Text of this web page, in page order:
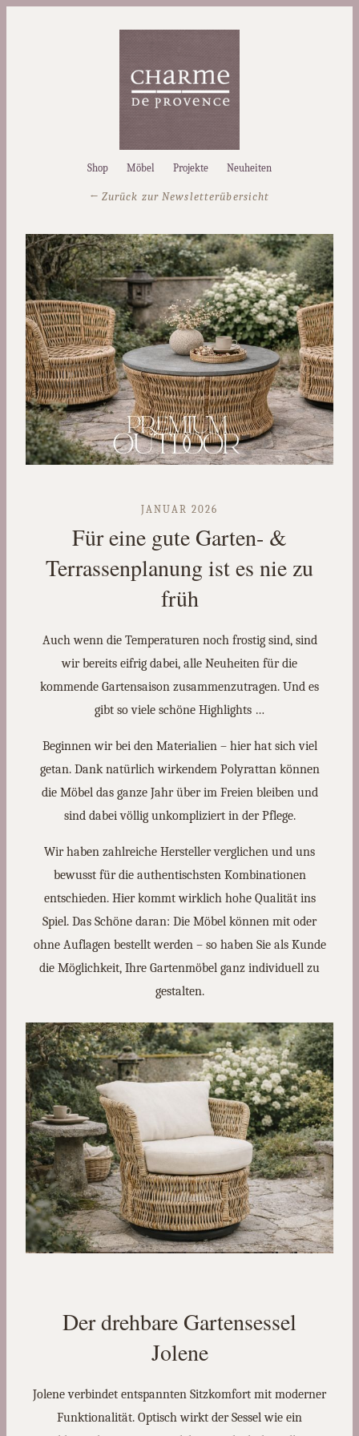
Shop Möbel Projekte Neuheiten
← Zurück zur Newsletterübersicht
JANUAR 2026
Für eine gute Garten- &
Terrassenplanung ist es nie zu
früh
Auch wenn die Temperaturen noch frostig sind, sind
wir bereits eifrig dabei, alle Neuheiten für die
kommende Gartensaison zusammenzutragen. Und es
gibt so viele schöne Highlights …
Beginnen wir bei den Materialien – hier hat sich viel
getan. Dank natürlich wirkendem Polyrattan können
die Möbel das ganze Jahr über im Freien bleiben und
sind dabei völlig unkompliziert in der Pflege.
Wir haben zahlreiche Hersteller verglichen und uns
bewusst für die authentischsten Kombinationen
entschieden. Hier kommt wirklich hohe Qualität ins
Spiel. Das Schöne daran: Die Möbel können mit oder
ohne Auflagen bestellt werden – so haben Sie als Kunde
die Möglichkeit, Ihre Gartenmöbel ganz individuell zu
gestalten.
Der drehbare Gartensessel
Jolene
Jolene verbindet entspannten Sitzkomfort mit moderner
Funktionalität. Optisch wirkt der Sessel wie ein